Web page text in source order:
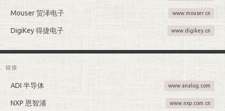
Mouser 贸泽电子 www.mouser.cn
DigiKey 得捷电子 www.digikey.cn
链接
ADI 半导体 www.analog.com
NXP 恩智浦 www.nxp.com.cn